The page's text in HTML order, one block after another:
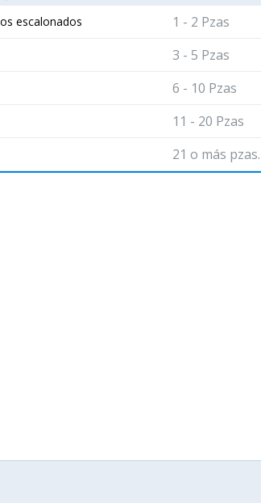
escalonados 1 - 2 Pzas
3 - 5 Pzas
6 - 10 Pzas
11 - 20 Pzas
21 o más pzas.